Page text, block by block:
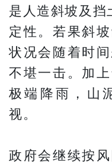
是人造斜坡及
定性。若果斜
状况会随着时
不堪一击。加
极端降雨，山
视。
政府会继续按